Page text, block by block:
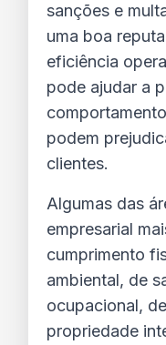
sanções e
uma boa
eficiência
pode ajudar a
podem
clientes.
Algumas das
empresarial
cumprimento
ambiental, de
ocupacional,
propriedade